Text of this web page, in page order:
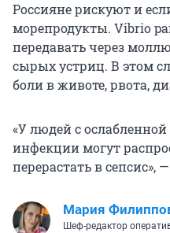
Россияне рискуют и
морепродукты. Vibrio
передавать через
сырых устриц. В этом
боли в животе, рвота,
«У людей с
инфекции могут
перерастать в
Мария
Шеф-редактор